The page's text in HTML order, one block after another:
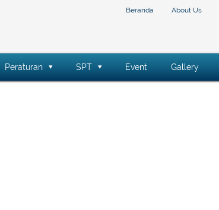
Beranda About Us
Peraturan SPT Event Gallery